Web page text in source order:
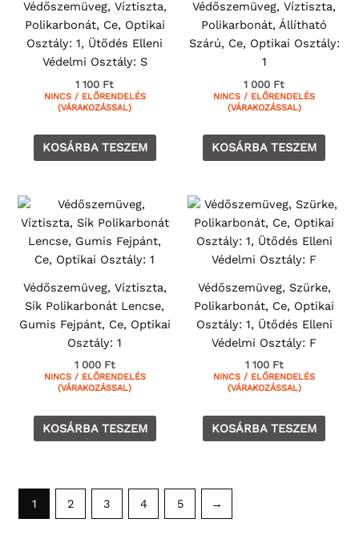
Védőszemüveg, Víztiszta,
Polikarbonát, Ce, Optikai
Osztály: 1, Ütődés Elleni
Védelmi Osztály: S
1 100 Ft
NINCS / ELŐRENDELÉS
(VÁRAKOZÁSSAL)
KOSÁRBA TESZEM
Védőszemüveg, Víztiszta,
Polikarbonát, Állítható
Szárú, Ce, Optikai Osztály:
1
1 000 Ft
NINCS / ELŐRENDELÉS
(VÁRAKOZÁSSAL)
KOSÁRBA TESZEM
Védőszemüveg, Víztiszta,
Sík Polikarbonát Lencse,
Gumis Fejpánt, Ce, Optikai
Osztály: 1
1 000 Ft
NINCS / ELŐRENDELÉS
(VÁRAKOZÁSSAL)
KOSÁRBA TESZEM
Védőszemüveg, Szürke,
Polikarbonát, Ce, Optikai
Osztály: 1, Ütődés Elleni
Védelmi Osztály: F
1 100 Ft
NINCS / ELŐRENDELÉS
(VÁRAKOZÁSSAL)
KOSÁRBA TESZEM
1 2 3 4 5 →